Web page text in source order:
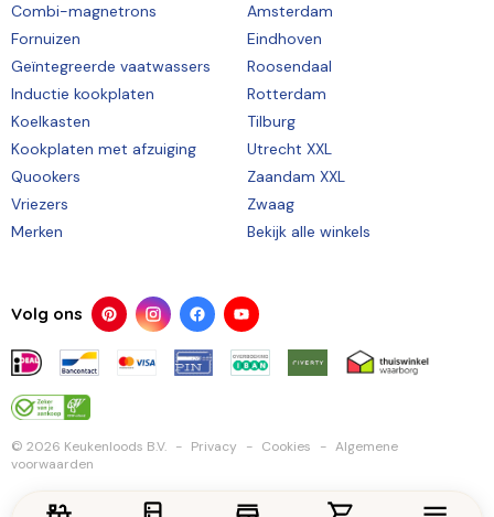
Combi-magnetrons
Fornuizen
Geïntegreerde vaatwassers
Inductie kookplaten
Koelkasten
Kookplaten met afzuiging
Quookers
Vriezers
Merken
Amsterdam
Eindhoven
Roosendaal
Rotterdam
Tilburg
Utrecht XXL
Zaandam XXL
Zwaag
Bekijk alle winkels
Volg ons
© 2026 Keukenloods B.V. Privacy Cookies
Algemene
voorwaarden